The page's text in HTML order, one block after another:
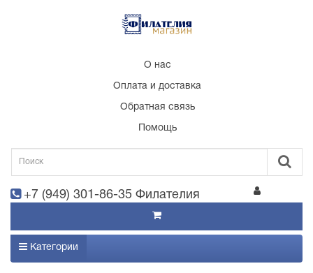
О нас
Оплата и доставка
Обратная связь
Помощь
+7 (949) 301-86-35 Филателия
Категории